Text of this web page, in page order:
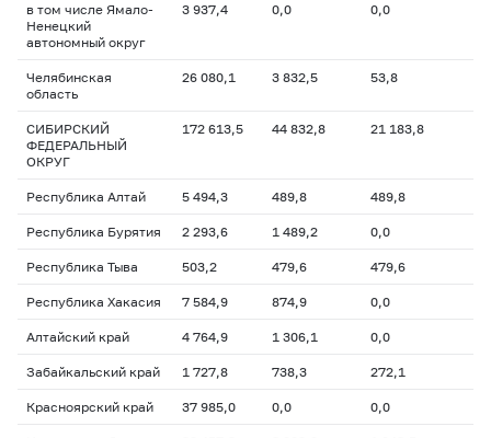
в том числе Ямало-
Ненецкий
автономный округ
3 937,4 0,0 0,0
Челябинская
область
26 080,1 3 832,5 53,8
СИБИРСКИЙ
ФЕДЕРАЛЬНЫЙ
ОКРУГ
172 613,5 44 832,8 21 183,8
Республика Алтай 5 494,3 489,8 489,8
Республика Бурятия 2 293,6 1 489,2 0,0
Республика Тыва 503,2 479,6 479,6
Республика Хакасия 7 584,9 874,9 0,0
Алтайский край 4 764,9 1 306,1 0,0
Забайкальский край 1 727,8 738,3 272,1
Красноярский край 37 985,0 0,0 0,0